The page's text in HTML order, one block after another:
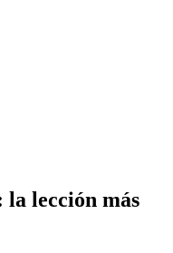
la lección más